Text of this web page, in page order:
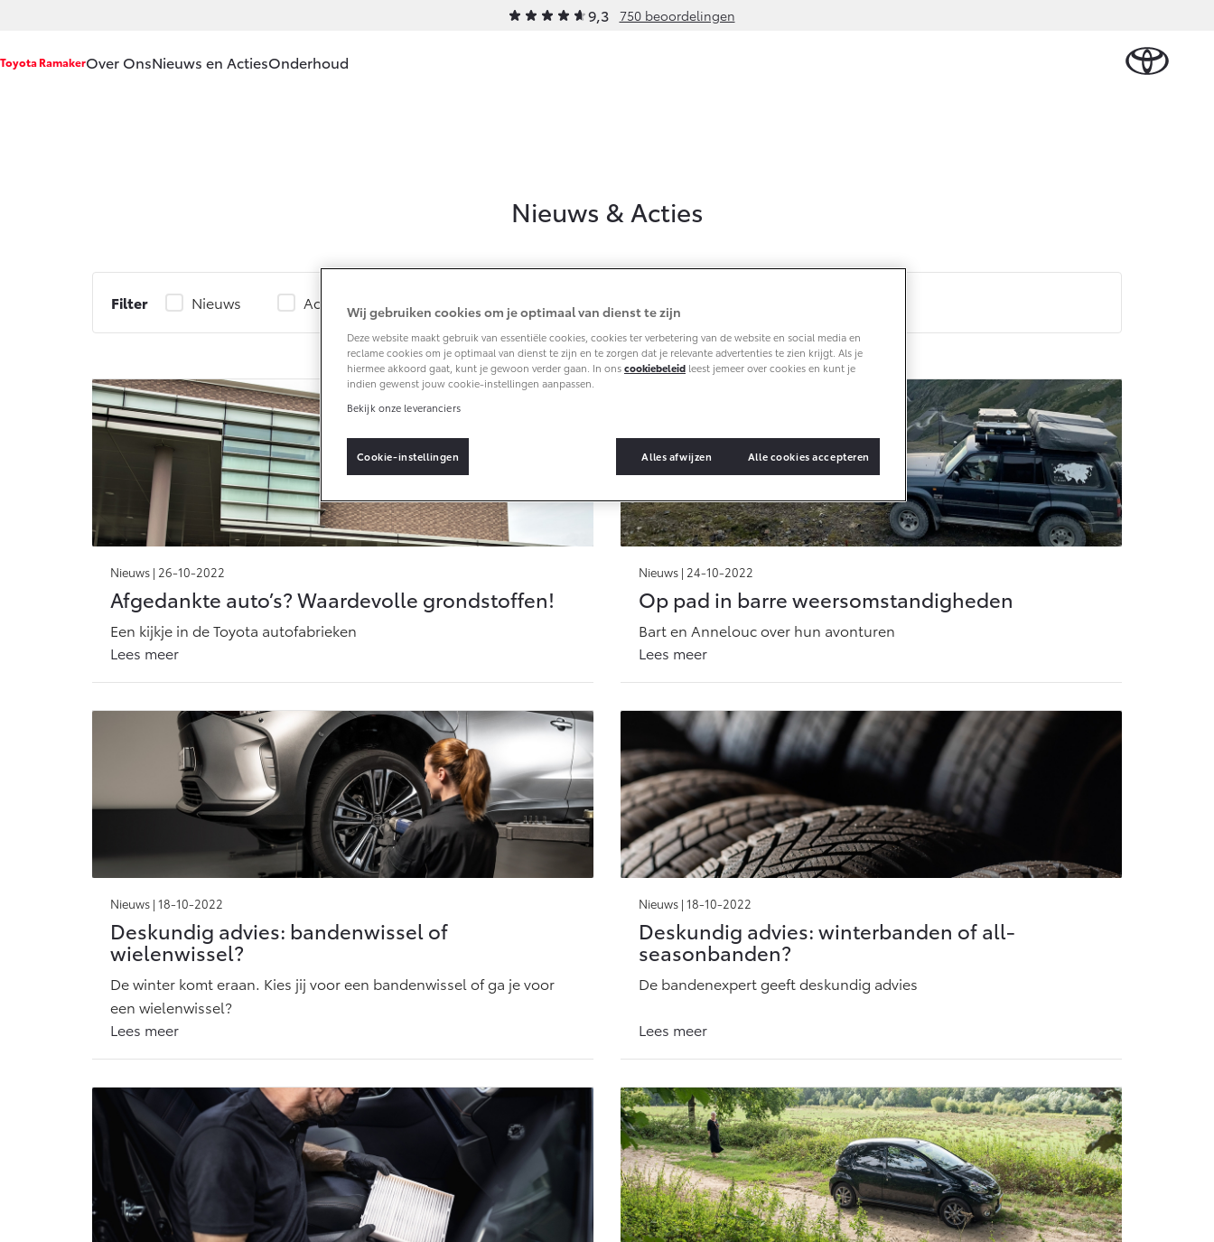
9,3 750 beoordelingen
Toyota RamakerOver OnsNieuws en ActiesOnderhoud
Aircoservice
Hybride zekerheidscontrole
Toyota handleidingen
Toyota Service Documentatie
(SIL)
Schade & Glasherstel
10 jaar Toyota garantie
Connected
Connected Services
MyToyota login
Abonnementen
Nieuws & Acties
Filter Nieuws Acties
Nieuws | 26-10-2022
Afgedankte auto’s? Waardevolle grondstoffen!
Een kijkje in de Toyota autofabrieken
Lees meer
Nieuws | 24-10-2022
Op pad in barre weersomstandigheden
Bart en Annelouc over hun avonturen
Lees meer
Nieuws | 18-10-2022
Deskundig advies: bandenwissel of
wielenwissel?
De winter komt eraan. Kies jij voor een bandenwissel of ga je voor
een wielenwissel?
Lees meer
Nieuws | 18-10-2022
Deskundig advies: winterbanden of all-
seasonbanden?
De bandenexpert geeft deskundig advies
Lees meer
Wij gebruiken cookies om je optimaal van dienst te zijn
Deze website maakt gebruik van essentiële cookies, cookies ter verbetering van de website en social media en
reclame cookies om je optimaal van dienst te zijn en te zorgen dat je relevante advertenties te zien krijgt. Als je
hiermee akkoord gaat, kunt je gewoon verder gaan. In onscookiebeleid leest jemeer over cookies en kunt je
indien gewenst jouw cookie-instellingen aanpassen.
Bekijk onze leveranciers
Cookie-instellingen Alles afwijzen Alle cookies accepteren